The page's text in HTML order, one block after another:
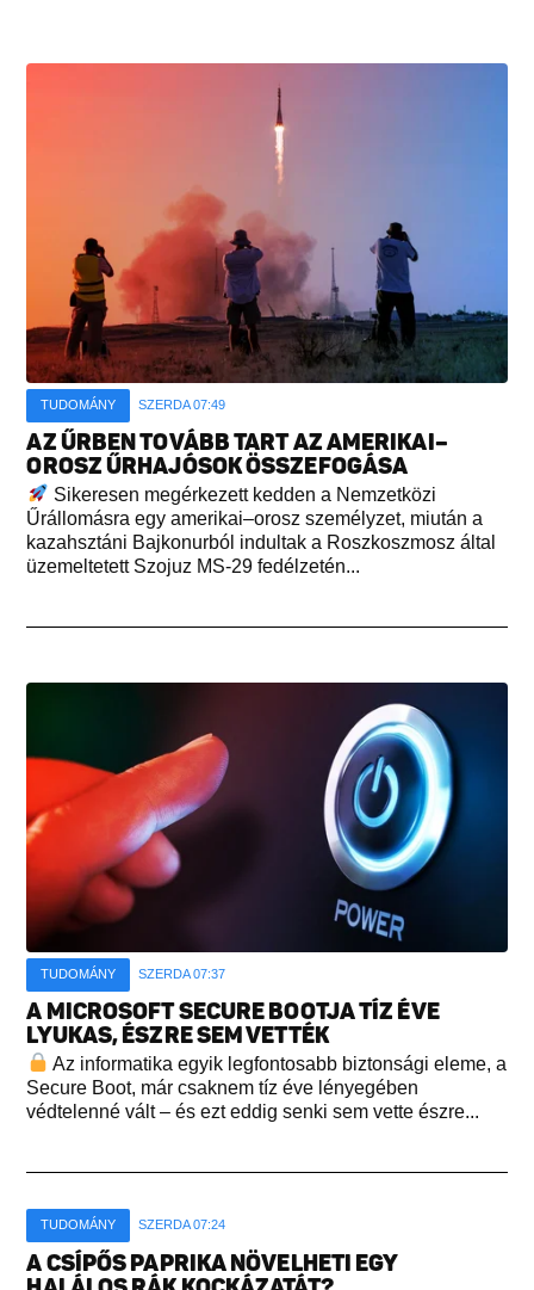
TUDOMÁNY SZERDA 07:49
AZ ŰRBEN TOVÁBB TART AZ AMERIKAI–
OROSZ ŰRHAJÓSOK ÖSSZEFOGÁSA
Sikeresen megérkezett kedden a Nemzetközi
Űrállomásra egy amerikai–orosz személyzet, miután a
kazahsztáni Bajkonurból indultak a Roszkoszmosz által
üzemeltetett Szojuz MS-29 fedélzetén...
TUDOMÁNY SZERDA 07:37
A MICROSOFT SECURE BOOTJA TÍZ ÉVE
LYUKAS, ÉSZRE SEM VETTÉK
Az informatika egyik legfontosabb biztonsági eleme, a
Secure Boot, már csaknem tíz éve lényegében
védtelenné vált – és ezt eddig senki sem vette észre...
TUDOMÁNY SZERDA 07:24
A CSÍPŐS PAPRIKA NÖVELHETI EGY